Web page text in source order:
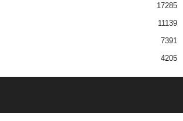
17285
11139
7391
4205